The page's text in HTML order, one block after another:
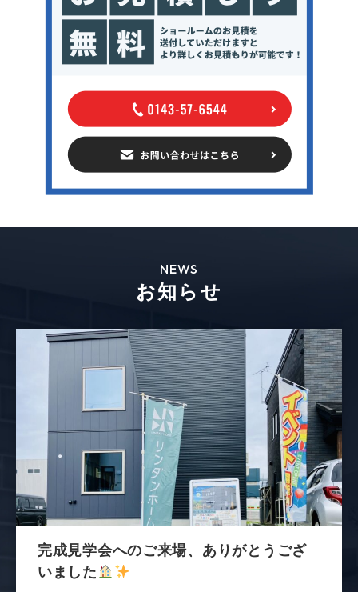
NEWS
お知らせ
完成見学会へのご来場、ありがとうござ
いました